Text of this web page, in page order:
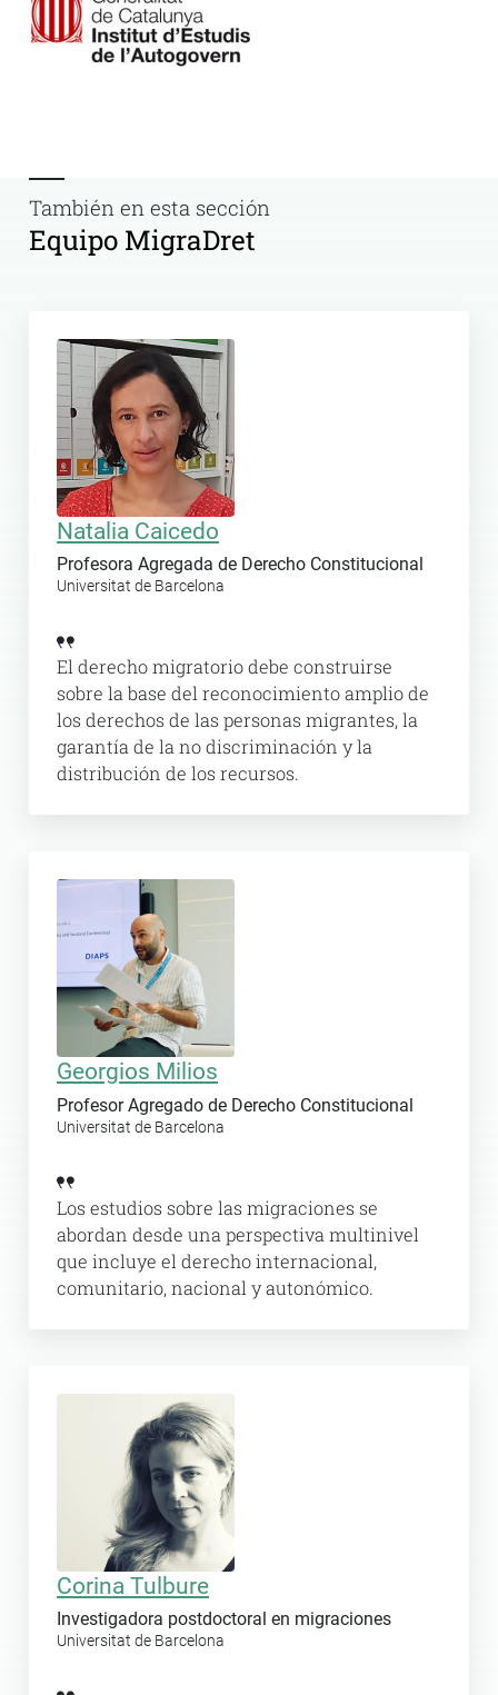
También en esta sección
Equipo MigraDret
Natalia Caicedo
Profesora Agregada de Derecho Constitucional
Universitat de Barcelona
El derecho migratorio debe construirse
sobre la base del reconocimiento amplio de
los derechos de las personas migrantes, la
garantía de la no discriminación y la
distribución de los recursos.
Georgios Milios
Profesor Agregado de Derecho Constitucional
Universitat de Barcelona
Los estudios sobre las migraciones se
abordan desde una perspectiva multinivel
que incluye el derecho internacional,
comunitario, nacional y autonómico.
Corina Tulbure
Investigadora postdoctoral en migraciones
Universitat de Barcelona